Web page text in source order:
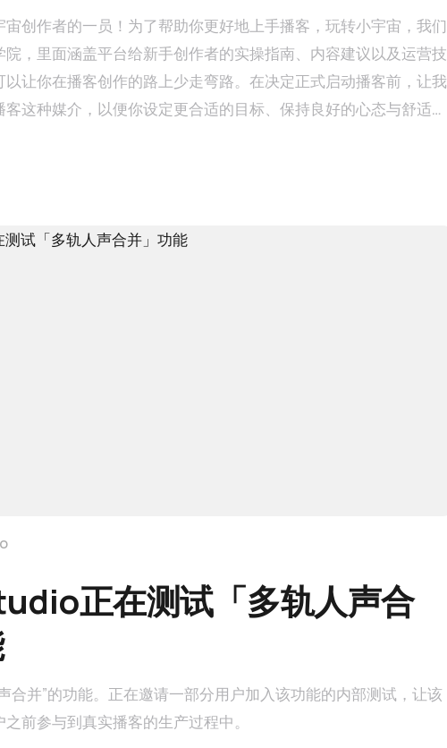
创作者的一员！为了帮助你更好地上手播客，玩转小宇宙，我们
院，里面涵盖平台给新手创作者的实操指南、内容建议以及运营技
让你在播客创作的路上少走弯路。在决定正式启动播客前，让我
这种媒介，以便你设定更合适的目标、保持良好的心态与舒适的
其经历、思想、观点的展示。因此，播客能很好地展现创作者的身
正在测试「多轨人声合
合并”的功能。正在邀请一部分用户加入该功能的内部测试，让该
前参与到真实播客的生产过程中。